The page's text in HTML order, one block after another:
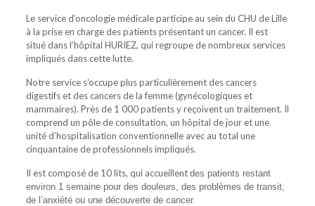
Le service d’oncologie médicale participe au sein du CHU de Lille
à la prise en charge des patients présentant un cancer. Il est
situé dans l’hôpital HURIEZ, qui regroupe de nombreux services
impliqués dans cette lutte.
Notre service s’occupe plus particulièrement des cancers
digestifs et des cancers de la femme (gynécologiques et
mammaires). Près de 1 000 patients y reçoivent un traitement. Il
comprend un pôle de consultation, un hôpital de jour et une
unité d’hospitalisation conventionnelle avec au total une
cinquantaine de professionnels impliqués.
Il est composé de 10 lits, qui accueillent des patients restant
environ 1 semaine pour des douleurs, des problèmes de transit,
de l’anxiété ou une découverte de cancer.